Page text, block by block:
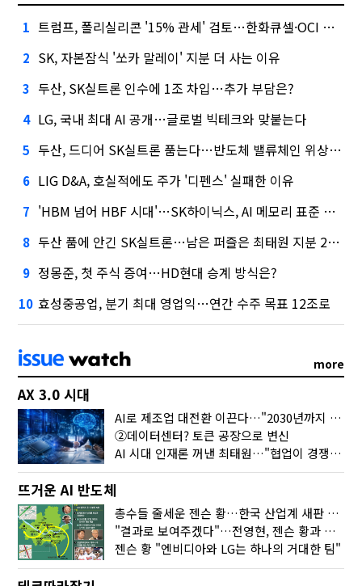
1 트럼프, 폴리실리콘 '15% 관세' 검토…한화큐셀·OCI 영향은?
2 SK, 자본잠식 '쏘카 말레이' 지분 더 사는 이유
3 두산, SK실트론 인수에 1조 차입…추가 부담은?
4 LG, 국내 최대 AI 공개…글로벌 빅테크와 맞붙는다
5 두산, 드디어 SK실트론 품는다…반도체 밸류체인 위상 강화
6 LIG D&A, 호실적에도 주가 '디펜스' 실패한 이유
7 'HBM 넘어 HBF 시대'…SK하이닉스, AI 메모리 표준 선점 나섰다
8 두산 품에 안긴 SK실트론…남은 퍼즐은 최태원 지분 29.4%
9 정몽준, 첫 주식 증여…HD현대 승계 방식은?
10 효성중공업, 분기 최대 영업익…연간 수주 목표 12조로
more
AX 3.0 시대
AI로 제조업 대전환 이끈다…"2030년까지 민관합동 20조 투자"
②데이터센터? 토큰 공장으로 변신
AI 시대 인재론 꺼낸 최태원…"협업이 경쟁력"
뜨거운 AI 반도체
총수들 줄세운 젠슨 황…한국 산업계 새판 짰다
"결과로 보여주겠다"…전영현, 젠슨 황과 HBM5 논의
젠슨 황 "엔비디아와 LG는 하나의 거대한 팀"